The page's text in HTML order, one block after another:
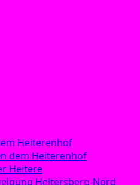
Heiterenhof
dem Heiterenhof
Heitere
Heitersberg-Nord